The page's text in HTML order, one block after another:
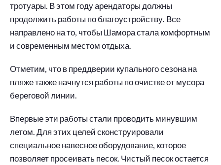
тротуары. В этом году арендаторы должны
продолжить работы по благоустройству. Все
направлено на то, чтобы Шамора стала комфортным
и современным местом отдыха.
Отметим, что в преддверии купального сезона на
пляже также начнутся работы по очистке от мусора
береговой линии.
Впервые эти работы стали проводить минувшим
летом. Для этих целей сконструировали
специальное навесное оборудование, которое
позволяет просеивать песок. Чистый песок остается